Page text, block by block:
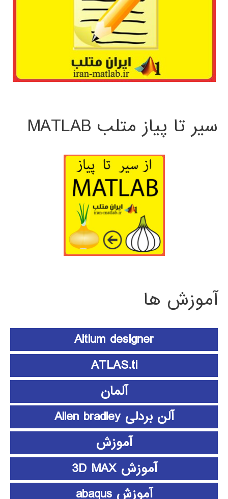
سیر تا پیاز متلب MATLAB
آموزش ها
Altium designer
ATLAS.ti
آلمان
آلن بردلی Allen bradley
آموزش
آموزش 3D MAX
آموزش abaqus